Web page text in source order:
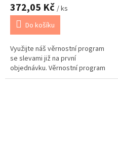
372,05 Kč / ks
Do košíku
Využijte náš věrnostní program
se slevami již na první
objednávku. Věrnostní program